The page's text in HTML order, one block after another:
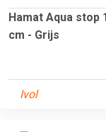
Hamat Aqua stop
cm - Grijs
Ivol